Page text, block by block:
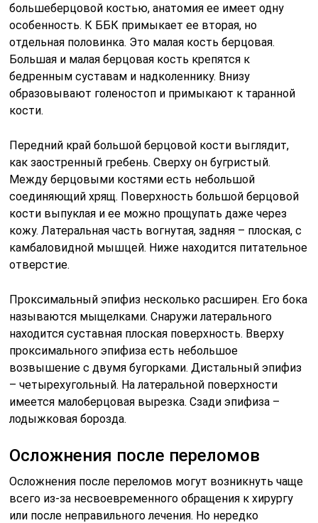
большеберцовой костью, анатомия ее имеет одну
особенность. К ББК примыкает ее вторая, но
отдельная половинка. Это малая кость берцовая.
Большая и малая берцовая кость крепятся к
бедренным суставам и надколеннику. Внизу
образовывают голеностоп и примыкают к таранной
кости.
Передний край большой берцовой кости выглядит,
как заостренный гребень. Сверху он бугристый.
Между берцовыми костями есть небольшой
соединяющий хрящ. Поверхность большой берцовой
кости выпуклая и ее можно прощупать даже через
кожу. Латеральная часть вогнутая, задняя – плоская, с
камбаловидной мышцей. Ниже находится питательное
отверстие.
Проксимальный эпифиз несколько расширен. Его бока
называются мыщелками. Снаружи латерального
находится суставная плоская поверхность. Вверху
проксимального эпифиза есть небольшое
возвышение с двумя бугорками. Дистальный эпифиз
– четырехугольный. На латеральной поверхности
имеется малоберцовая вырезка. Сзади эпифиза –
лодыжковая борозда.
Осложнения после переломов
Осложнения после переломов могут возникнуть чаще
всего из-за несвоевременного обращения к хирургу
или после неправильного лечения. Но нередко